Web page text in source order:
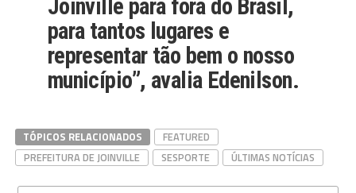
Joinville para fora do Brasil,
para tantos lugares e
representar tão bem o nosso
município”, avalia Edenilson.
TÓPICOS RELACIONADOS
FEATURED
PREFEITURA DE JOINVILLE
SESPORTE ÚLTIMAS NOTÍCIAS